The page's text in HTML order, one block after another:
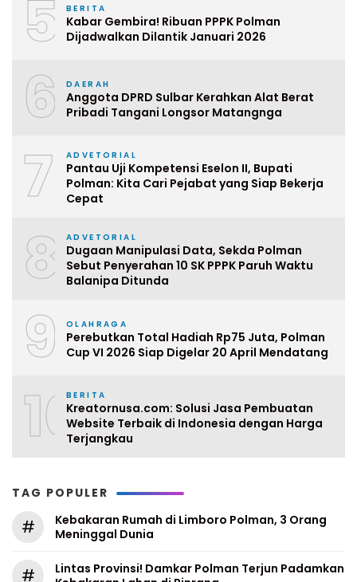
5 BERITA
Kabar Gembira! Ribuan PPPK Polman
Dijadwalkan Dilantik Januari 2026
6 DAERAH
Anggota DPRD Sulbar Kerahkan Alat Berat
Pribadi Tangani Longsor Matangnga
7 ADVETORIAL
Pantau Uji Kompetensi Eselon II, Bupati
Polman: Kita Cari Pejabat yang Siap Bekerja
Cepat
8 ADVETORIAL
Dugaan Manipulasi Data, Sekda Polman
Sebut Penyerahan 10 SK PPPK Paruh Waktu
Balanipa Ditunda
9 OLAHRAGA
Perebutkan Total Hadiah Rp75 Juta, Polman
Cup VI 2026 Siap Digelar 20 April Mendatang
10BERITA
Kreatornusa.com: Solusi Jasa Pembuatan
Website Terbaik di Indonesia dengan Harga
Terjangkau
TAG POPULER
#
Kebakaran Rumah di Limboro Polman, 3 Orang
Meninggal Dunia
#
Lintas Provinsi! Damkar Polman Terjun Padamkan